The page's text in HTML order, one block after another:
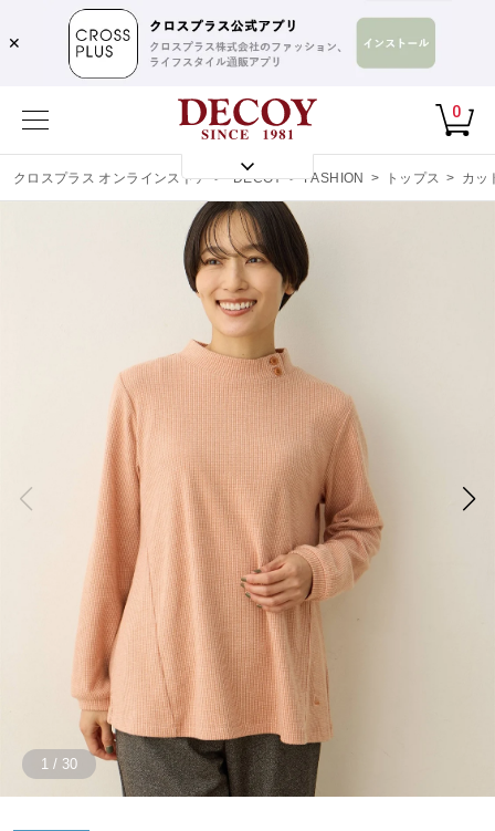
✕
0
クロスプラス オンラインストア > DECOY > FASHION > トップス > カッ
1 / 30